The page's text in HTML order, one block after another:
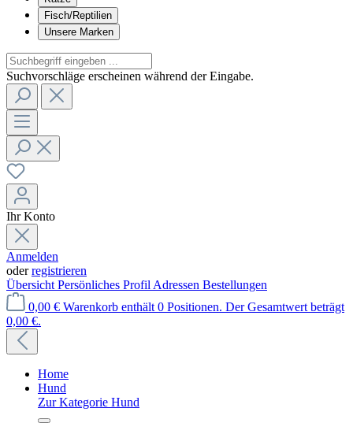
Fisch/Reptilien
Unsere Marken
Suchvorschläge erscheinen während der Eingabe.
Ihr Konto
Anmelden
oderregistrieren
Übersicht Persönliches Profil Adressen Bestellungen
0,00 € Warenkorb enthält 0 Positionen. Der Gesamtwert beträgt
0,00 €.
Home
Hund
Zur Kategorie Hund